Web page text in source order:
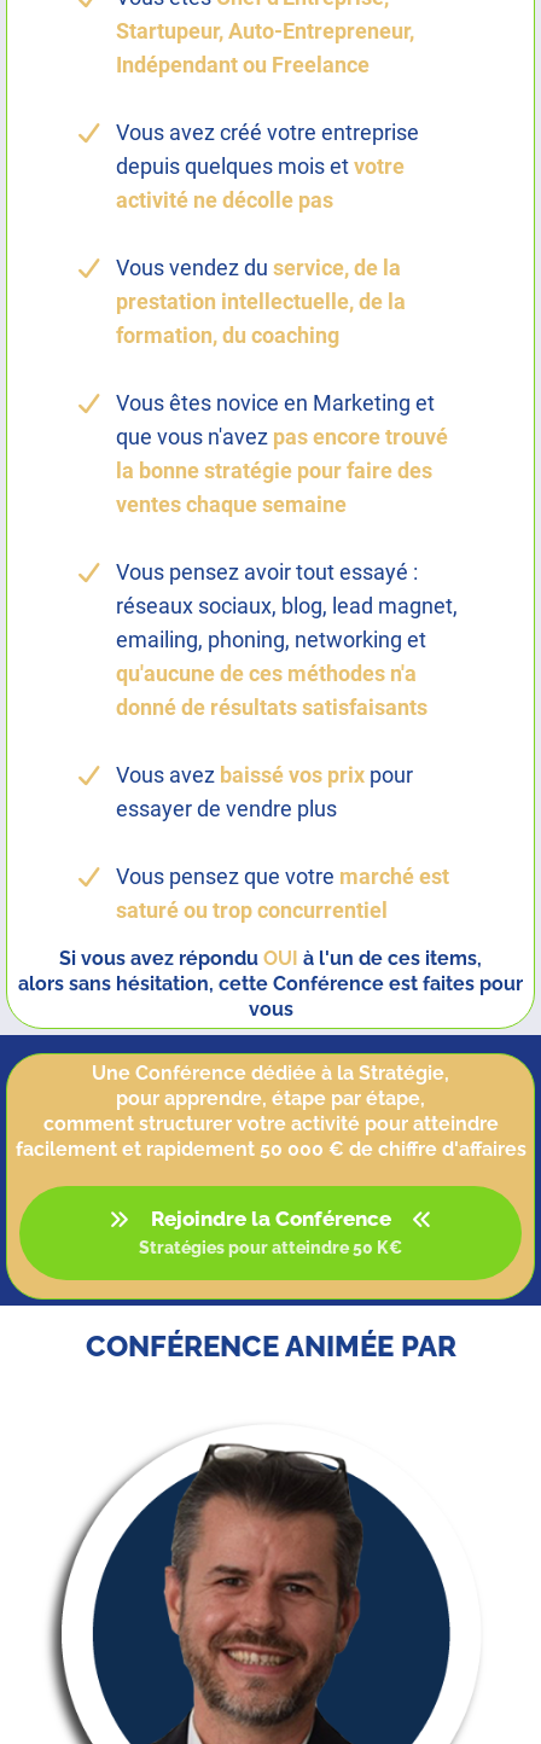
Startupeur, Auto-Entrepreneur,
Indépendant ou Freelance
Vous avez créé votre entreprise
depuis quelques mois etvotre
activité ne décolle pas
Vous vendez du service, de la
prestation intellectuelle, de la
formation, du coaching
Vous êtes novice en Marketing et
que vous n'avez pas encore trouvé
la bonne stratégie pour faire des
ventes chaque semaine
Vous pensez avoir tout essayé :
réseaux sociaux, blog, lead magnet,
emailing, phoning, networking et
qu'aucune de ces méthodes n'a
donné de résultats satisfaisants
Vous avez baissé vos prix pour
essayer de vendre plus
Vous pensez que votre marché est
saturé ou trop concurrentiel
Si vous avez répondu OUI à l'un de ces items,
alors sans hésitation, cette Conférence est faites pour
vous
Une Conférence dédiée à la Stratégie,
pour apprendre, étape par étape,
comment structurer votre activité pour atteindre
facilement et rapidement 50 000 € de chiffre d'affaires
Rejoindre la Conférence
Stratégies pour atteindre 50 K€
CONFÉRENCE ANIMÉE PAR